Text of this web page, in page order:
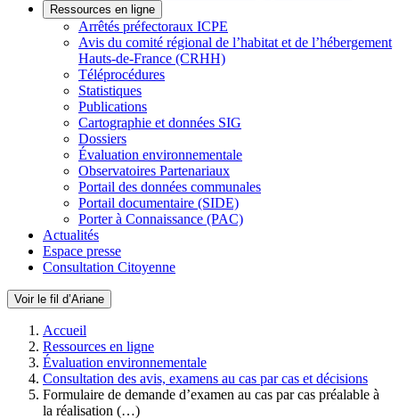
Ressources en ligne
Arrêtés préfectoraux ICPE
Avis du comité régional de l’habitat et de l’hébergement
Hauts-de-France (CRHH)
Téléprocédures
Statistiques
Publications
Cartographie et données SIG
Dossiers
Évaluation environnementale
Observatoires Partenariaux
Portail des données communales
Portail documentaire (SIDE)
Porter à Connaissance (PAC)
Actualités
Espace presse
Consultation Citoyenne
Voir le fil d’Ariane
Accueil
Ressources en ligne
Évaluation environnementale
Consultation des avis, examens au cas par cas et décisions
Formulaire de demande d’examen au cas par cas préalable à
la réalisation (…)